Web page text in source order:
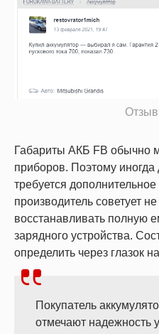
Габариты АКБ FB обычно
приборов. Поэтому иногда
требуется
производитель советует
восстанавливать полную
зарядного устройства.
определить через глазок
Покупатель
отмечают надежность